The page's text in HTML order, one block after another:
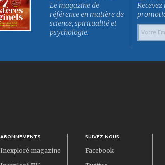
Le magazine de
référence en matière de
science, spiritualité et
psychologie.
ABONNEMENTS
Inexploré magazine
SUIVEZ-NOUS
Facebook